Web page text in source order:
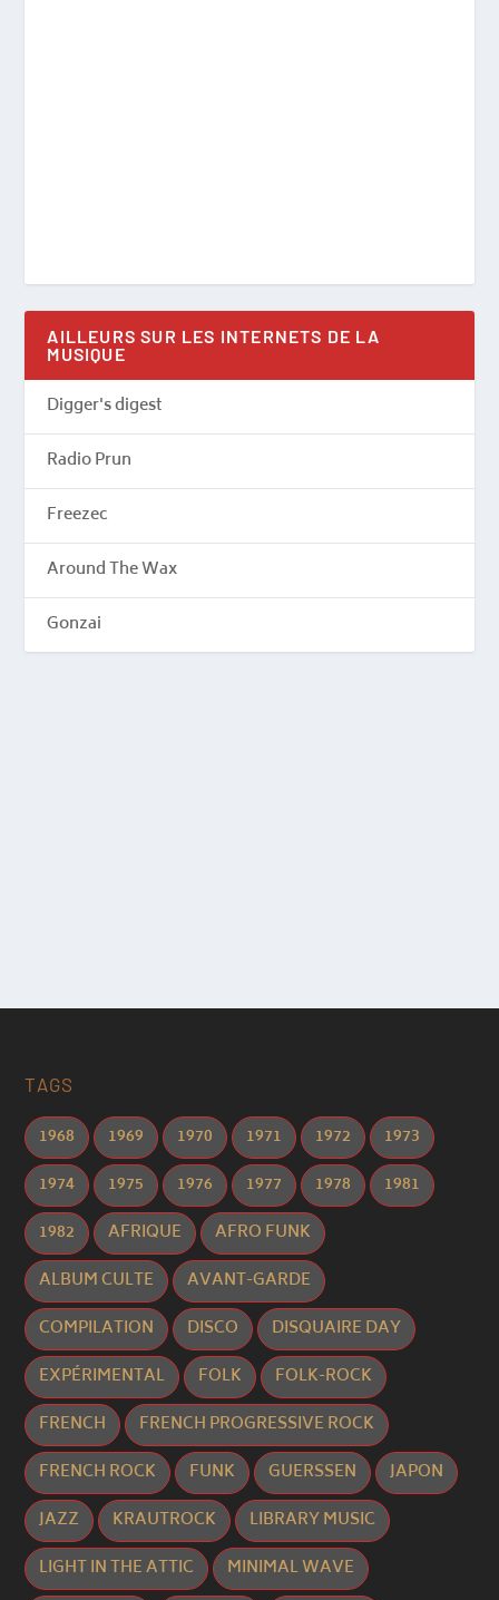
AILLEURS SUR LES INTERNETS DE LA
MUSIQUE
Digger's digest
Radio Prun
Freezec
Around The Wax
Gonzai
TAGS
1968 1969 1970 1971 1972
1973
1974
1975 1976 1977 1978
1981
1982
AFRIQUE
AFRO FUNK
ALBUM CULTE
AVANT-GARDE
COMPILATION
DISCO
DISQUAIRE DAY
EXPÉRIMENTAL
FOLK
FOLK-ROCK
FRENCH
FRENCH PROGRESSIVE ROCK
FRENCH ROCK
FUNK GUERSSEN
JAPON
JAZZ
KRAUTROCK
LIBRARY MUSIC
LIGHT IN THE ATTIC
MINIMAL WAVE